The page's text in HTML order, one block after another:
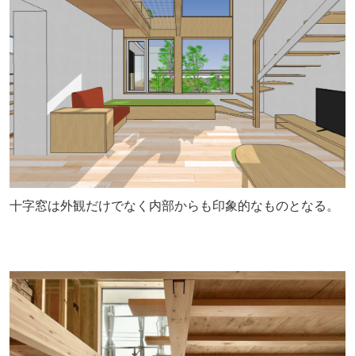
十字窓は外観だけでなく内部からも印象的なものとなる。